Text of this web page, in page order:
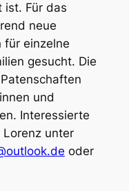
ist. Für das
neue
für einzelne
gesucht. Die
und
Interessierte
unter
oder